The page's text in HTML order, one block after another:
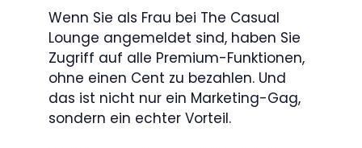
Wenn Sie als Frau bei The Casual
Lounge angemeldet sind, haben Sie
Zugriff auf alle Premium-Funktionen,
ohne einen Cent zu bezahlen. Und
das ist nicht nur ein Marketing-Gag,
sondern ein echter Vorteil.